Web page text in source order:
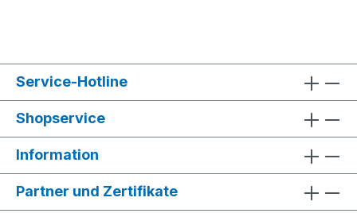
Service-Hotline
Shopservice
Information
Partner und Zertifikate